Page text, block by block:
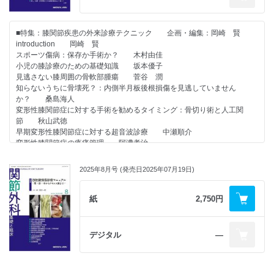
■特集：膝関節疾患の外来診療テクニック 企画・編集：岡崎 賢
introduction 岡崎 賢
スポーツ傷病：保存か手術か？ 木村由佳
小児の膝診療のための基礎知識 坂本優子
見逃さない膝周囲の骨軟部腫瘍 菅谷 潤
知らないうちに骨壊死？：内側半月板後根損傷を見逃していません
か？ 桑島海人
変形性膝関節症に対する手術を勧めるタイミング：骨切り術と人工関
節 秋山武徳
早期変形性膝関節症に対する超音波診療 中瀬順介
変形性膝関節症の疼痛管理 阿漕孝治
PRP療法が効く人って？ 大鶴任彦ほか
膝周囲スポーツ障害に対する体外衝撃波治療の有用性 堤 亮介ほか
新しい治療・末梢神経ラジオ波焼灼療法はどう使う？ 山村拓也ほか
●連載
・すっきりわかる 骨折の分類使い方講座（肩&#12316;肘関節編 第4
回）
「上腕骨外側顆骨折（小児）」 友利裕二
2025年8月号 (発売日2025年07月19日)
紙 2,750円
デジタル ―